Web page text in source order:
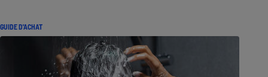
GUIDE D'ACHAT